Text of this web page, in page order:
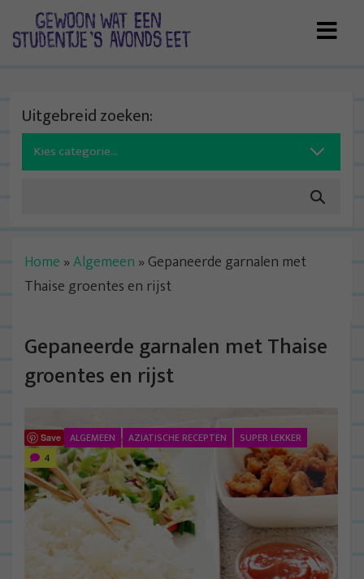
Uitgebreid zoeken:
Search
for:
Home »Algemeen » Gepaneerde garnalen met
Thaise groentes en rijst
Gepaneerde garnalen met Thaise
groentes en rijst
Save ALGEMEEN AZIATISCHE RECEPTEN
SUPER LEKKER
4